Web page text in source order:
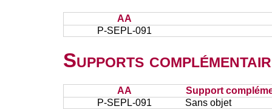
AA
P-SEPL-091
Supports
AA
Support
P-SEPL-091
Sans objet